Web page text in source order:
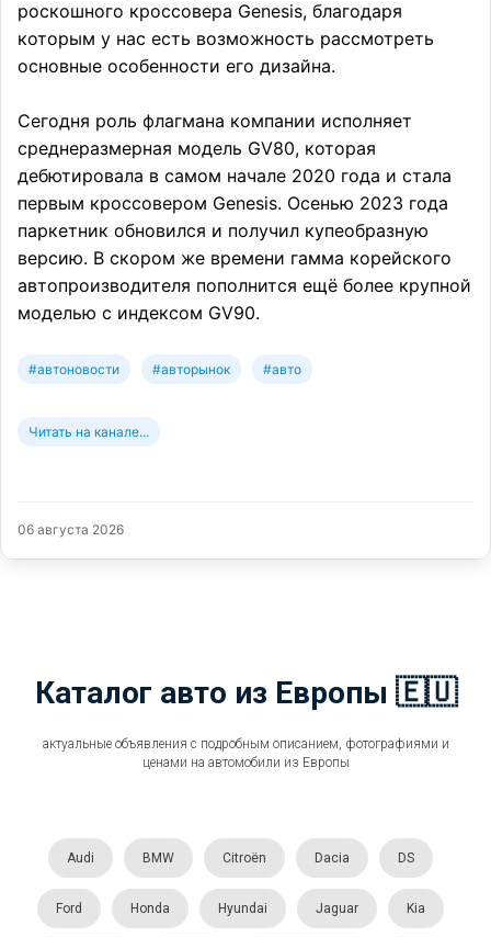
роскошного кроссовера Genesis, благодаря
которым у нас есть возможность рассмотреть
основные особенности его дизайна.
Сегодня роль флагмана компании исполняет
среднеразмерная модель GV80, которая
дебютировала в самом начале 2020 года и стала
первым кроссовером Genesis. Осенью 2023 года
паркетник обновился и получил купеобразную
версию. В скором же времени гамма корейского
автопроизводителя пополнится ещё более крупной
моделью с индексом GV90.
#автоновости #авторынок #авто
Читать на канале...
06 августа 2026
Каталог авто из Европы 🇪🇺
актуальные объявления с подробным описанием, фотографиями и
ценами на автомобили из Европы
Audi BMW Citroën Dacia DS
Ford Honda Hyundai Jaguar Kia